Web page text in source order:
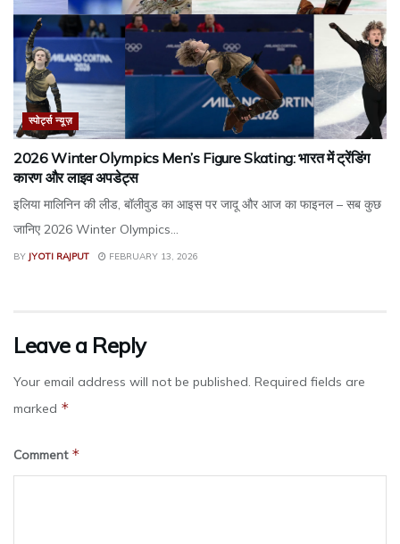
स्पोर्ट्स न्यूज़
2026 Winter Olympics Men’s Figure Skating: भारत में ट्रेंडिंग
कारण और लाइव अपडेट्स
इलिया मालिनिन की लीड, बॉलीवुड का आइस पर जादू और आज का फाइनल – सब कुछ
जानिए 2026 Winter Olympics...
BY JYOTI RAJPUT FEBRUARY 13, 2026
Leave a Reply
Your email address will not be published. Required fields are
marked *
Comment *